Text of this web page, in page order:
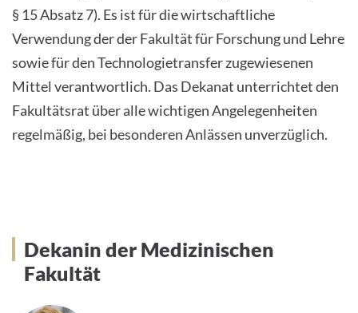
§ 15 Absatz 7). Es ist für die wirtschaftliche
Verwendung der der Fakultät für Forschung und Lehre
sowie für den Technologietransfer zugewiesenen
Mittel verantwortlich. Das Dekanat unterrichtet den
Fakultätsrat über alle wichtigen Angelegenheiten
regelmäßig, bei besonderen Anlässen unverzüglich.
Dekan der Medizinischen Fakultät
Dekanin der Medizinischen
Fakultät